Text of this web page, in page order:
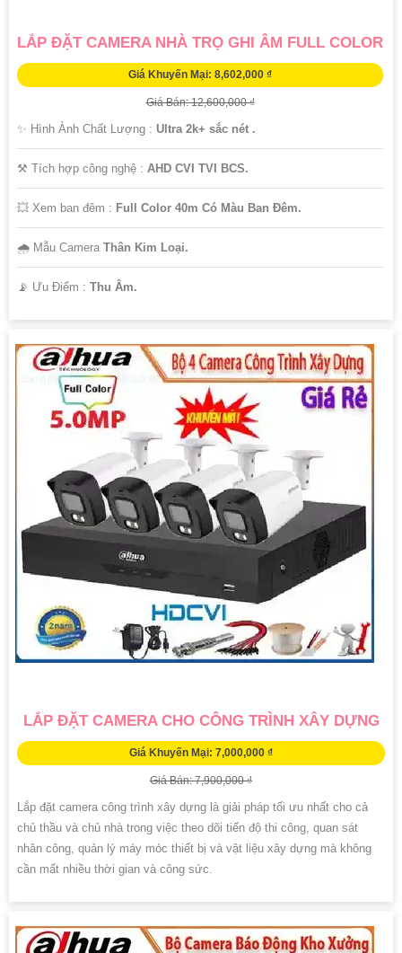
LẮP ĐẶT CAMERA NHÀ TRỌ GHI ÂM FULL COLOR
Giá Khuyến Mại: 8,602,000 ₫
Giá Bán: 12,600,000 ₫
✨ Hình Ành Chất Lượng : Ultra 2k+ sắc nét .
⚒ Tích hợp công nghệ : AHD CVI TVI BCS.
💥 Xem ban đêm : Full Color 40m Có Màu Ban Đêm.
🌧️ Mẫu Camera Thân Kim Loại.
️📡 Ưu Điểm : Thu Âm.
LẮP ĐẶT CAMERA CHO CÔNG TRÌNH XÂY DỰNG
Giá Khuyến Mại: 7,000,000 ₫
Giá Bán: 7,900,000 ₫
Lắp đặt camera công trình xây dựng là giải pháp tối ưu nhất cho cả
chủ thầu và chủ nhà trong việc theo dõi tiến độ thi công, quan sát
nhân công, quản lý máy móc thiết bị và vật liệu xây dựng mà không
cần mất nhiều thời gian và công sức.